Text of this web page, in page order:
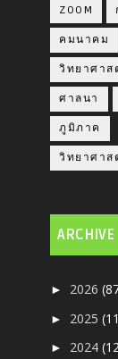
ZOOM
คมนาคม
วิทยาศาส
ศาลนา
ภูมิภาค
วิทยาศาส
ARCHIVE
► 2026
► 2025
► 2024